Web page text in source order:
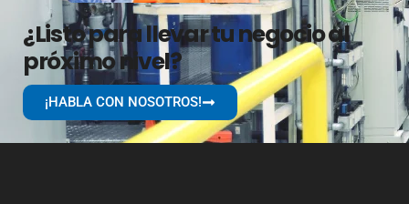
¿Listo para llevar tu negocio al
próximo nivel?
¡HABLA CON NOSOTROS!